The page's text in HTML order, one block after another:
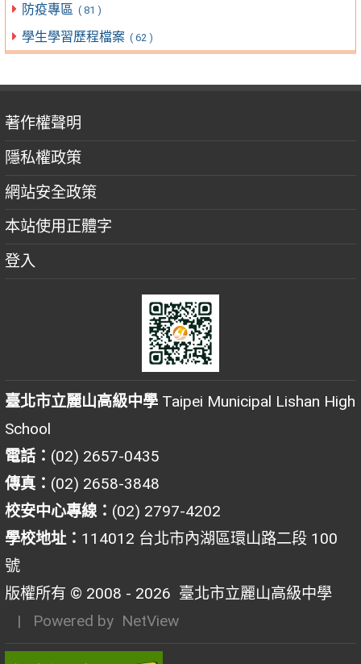
防疫專區 ( 81 )
學生學習歷程檔案 ( 62 )
著作權聲明
隱私權政策
網站安全政策
本站使用正體字
登入
臺北市立麗山高級中學 Taipei Municipal Lishan High
School
電話： (02) 2657-0435
傳真： (02) 2658-3848
校安中心專線： (02) 2797-4202
學校地址： 114012 台北市內湖區環山路二段 100
號
版權所有 © 2008 - 2026 臺北市立麗山高級中學
| Powered by NetView